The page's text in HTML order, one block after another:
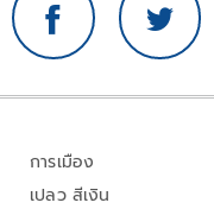
การเมือง
เปลว สีเงิน